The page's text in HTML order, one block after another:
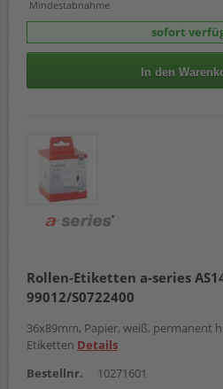
Mindestabnahme
sofort
In den
Rollen-Etiketten a-series
99012/S0722400
36x89mm, Papier, weiß, permanent
Etiketten Details
Bestellnr.
10271601